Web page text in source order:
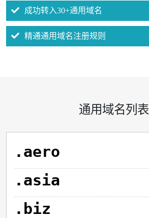
成功转入30+通用域名
精通通用域名注册规则
通用域名列表
.aero
.asia
.biz